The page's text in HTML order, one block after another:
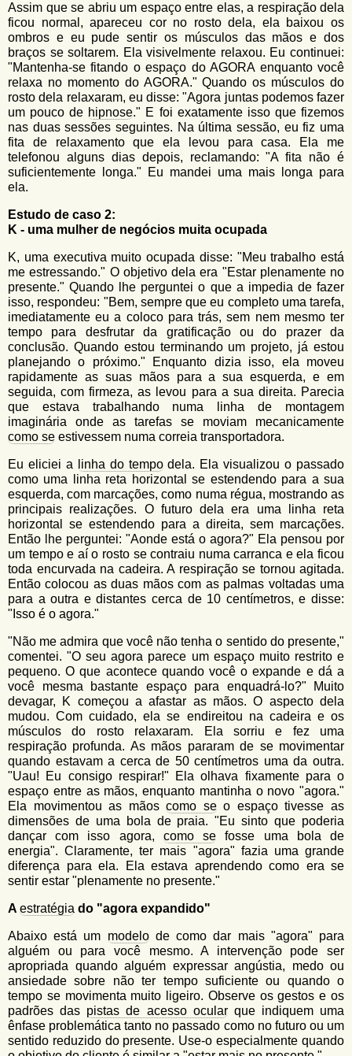
Assim que se abriu um espaço entre elas, a respiração dela
ficou normal, apareceu cor no rosto dela, ela baixou os
ombros e eu pude sentir os músculos das mãos e dos
braços se soltarem. Ela visivelmente relaxou. Eu continuei:
"Mantenha-se fitando o espaço do AGORA enquanto você
relaxa no momento do AGORA." Quando os músculos do
rosto dela relaxaram, eu disse: "Agora juntas podemos fazer
um pouco de hipnose." E foi exatamente isso que fizemos
nas duas sessões seguintes. Na última sessão, eu fiz uma
fita de relaxamento que ela levou para casa. Ela me
telefonou alguns dias depois, reclamando: "A fita não é
suficientemente longa." Eu mandei uma mais longa para
ela.
Estudo de caso 2:
K - uma mulher de negócios muita ocupada
K, uma executiva muito ocupada disse: "Meu trabalho está
me estressando." O objetivo dela era "Estar plenamente no
presente." Quando lhe perguntei o que a impedia de fazer
isso, respondeu: "Bem, sempre que eu completo uma tarefa,
imediatamente eu a coloco para trás, sem nem mesmo ter
tempo para desfrutar da gratificação ou do prazer da
conclusão. Quando estou terminando um projeto, já estou
planejando o próximo." Enquanto dizia isso, ela moveu
rapidamente as suas mãos para a sua esquerda, e em
seguida, com firmeza, as levou para a sua direita. Parecia
que estava trabalhando numa linha de montagem
imaginária onde as tarefas se moviam mecanicamente
como se estivessem numa correia transportadora.
Eu eliciei a linha do tempodela. Ela visualizou o passado
como uma linha reta horizontal se estendendo para a sua
esquerda, com marcações, como numa régua, mostrando as
principais realizações. O futuro dela era uma linha reta
horizontal se estendendo para a direita, sem marcações.
Então lhe perguntei: "Aonde está o agora?" Ela pensou por
um tempo e aí o rosto se contraiu numa carranca e ela ficou
toda encurvada na cadeira. A respiração se tornou agitada.
Então colocou as duas mãos com as palmas voltadas uma
para a outra e distantes cerca de 10 centímetros, e disse:
"Isso é o agora."
"Não me admira que você não tenha o sentido do presente,"
comentei. "O seu agora parece um espaço muito restrito e
pequeno. O que acontece quando você o expande e dá a
você mesma bastante espaço para enquadrá-lo?" Muito
devagar, K começou a afastar as mãos. O aspecto dela
mudou. Com cuidado, ela se endireitou na cadeira e os
músculos do rosto relaxaram. Ela sorriu e fez uma
respiração profunda. As mãos pararam de se movimentar
quando estavam a cerca de 50 centímetros uma da outra.
"Uau! Eu consigo respirar!" Ela olhava fixamente para o
espaço entre as mãos, enquanto mantinha o novo "agora."
Ela movimentou as mãoscomo seo espaço tivesse as
dimensões de uma bola de praia. "Eu sinto que poderia
dançar com isso agora, como se fosse uma bola de
energia". Claramente, ter mais "agora" fazia uma grande
diferença para ela. Ela estava aprendendo como era se
sentir estar "plenamente no presente."
A estratégia do "agora expandido"
Abaixo está um modelode como dar mais "agora" para
alguém ou para você mesmo. A intervenção pode ser
apropriada quando alguém expressar angústia, medo ou
ansiedade sobre não ter tempo suficiente ou quando o
tempo se movimenta muito ligeiro. Observe os gestos e os
padrões das pistas de acesso ocularque indiquem uma
ênfase problemática tanto no passado como no futuro ou um
sentido reduzido do presente. Use-o especialmente quando